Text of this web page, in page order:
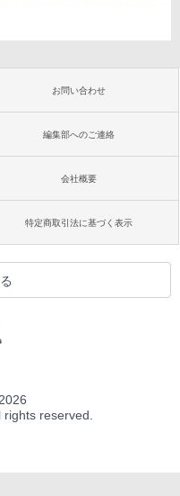
お問い合わせ
編集部へのご連絡
会社概要
特定商取引法に基づく表示
2026
reserved.